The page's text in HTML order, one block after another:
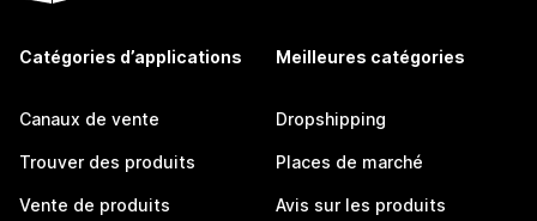
Catégories d’applications
Canaux de vente
Trouver des produits
Vente de produits
Meilleures catégories
Dropshipping
Places de marché
Avis sur les produits